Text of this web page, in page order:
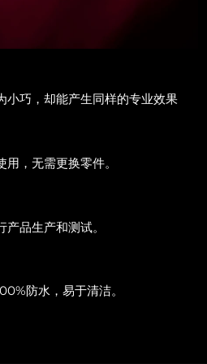
小巧，却能产生同样的专业效果
，无需更换零件。
品生产和测试。
防水，易于清洁。